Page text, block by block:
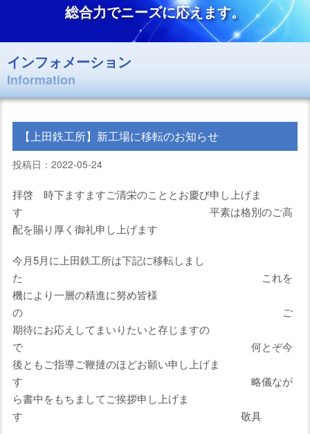
総合力でニーズに応えます。
インフォメーション
Information
【上田鉄工所】新工場に移転のお知らせ
投稿日：2022-05-24
拝啓 時下ますますご清栄のこととお慶び申し上げま
す 平素は格別のご高
配を賜り厚く御礼申し上げます
今月5月に上田鉄工所は下記に移転しまし
た これを
機により一層の精進に努め皆様
の ご
期待にお応えしてまいりたいと存じますの
で 何とぞ今
後ともご指導ご鞭撻のほどお願い申し上げま
す 略儀なが
ら書中をもちましてご挨拶申し上げま
す 敬具